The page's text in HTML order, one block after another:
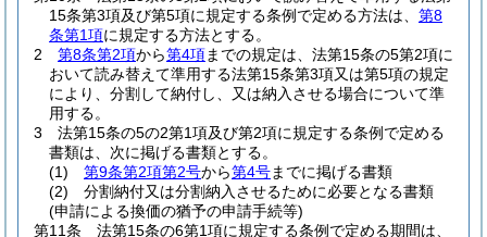
15条第3項及び第5項に規定する条例で定める方法は、 第8
条第1項に規定する方法とする。
2
第8条第2項から第4項までの規定は、法第15条の5第2項に
おいて読み替えて準用する法第15条第3項又は第5項の規定
により、分割して納付し、又は納入させる場合について準
用する。
3
法第15条の5の2第1項及び第2項に規定する条例で定める
書類は、次に掲げる書類とする。
(1)
第9条第2項第2号から第4号までに掲げる書類
(2)
分割納付又は分割納入させるために必要となる書類
(申請による換価の猶予の申請手続等)
第11条
法第15条の6第1項に規定する条例で定める期間は、